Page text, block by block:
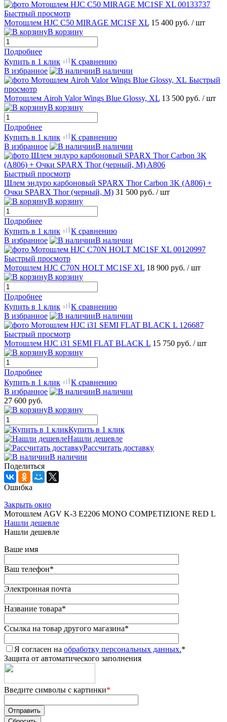
Быстрый просмотр
Мотошлем HJC C50 MIRAGE MC1SF XL 15 400 руб. / шт
В корзину
Подробнее
Купить в 1 клик
К сравнению
В избранное
В наличии
Быстрый
просмотр
Мотошлем Airoh Valor Wings Blue Glossy, XL 13 500 руб. / шт
В корзину
Подробнее
Купить в 1 клик
К сравнению
В избранное
В наличии
Быстрый просмотр
Шлем эндуро карбоновый SPARX Thor Carbon 3K (A806) +
Очки SPARX Thor (черный, M) 31 500 руб. / шт
В корзину
Подробнее
Купить в 1 клик
К сравнению
В избранное
В наличии
Быстрый просмотр
Мотошлем HJC C70N HOLT MC1SF XL 18 900 руб. / шт
В корзину
Подробнее
Купить в 1 клик
К сравнению
В избранное
В наличии
Быстрый просмотр
Мотошлем HJC i31 SEMI FLAT BLACK L 15 750 руб. / шт
В корзину
Подробнее
Купить в 1 клик
К сравнению
В избранное
В наличии
27 600 руб.
В корзину
Купить в 1 клик
Нашли дешевле
Рассчитать доставку
В наличии
Поделиться
Ошибка
Закрыть окно
Мотошлем AGV K-3 E2206 MONO COMPETIZIONE RED L
Нашли дешевле
Нашли дешевле
Ваше имя
Ваш телефон*
Электронная почта
Название товара*
Ссылка на товар другого магазина*
Я согласен на обработку персональных данных.*
Защита от автоматического заполнения
Введите символы с картинки*